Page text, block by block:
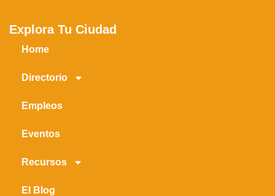
Explora Tu Ciudad
Home
Directorio
Empleos
Eventos
Recursos
El Blog